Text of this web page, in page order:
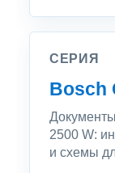
СЕРИЯ
Bosch
2500 W:
и схемы